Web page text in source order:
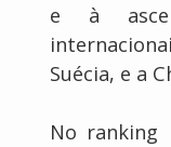
e à
Suécia, e a
No ranking